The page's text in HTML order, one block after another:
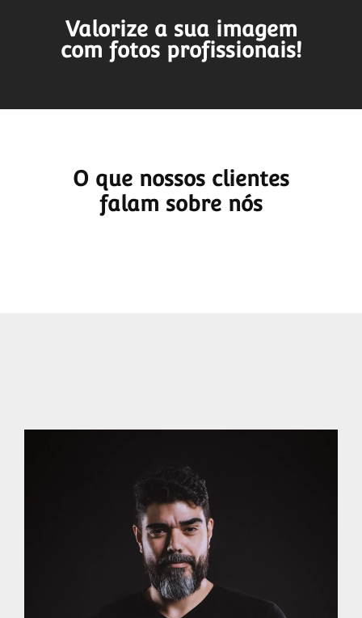
Valorize a sua imagem
com fotos profissionais!
O que nossos clientes
falam sobre nós